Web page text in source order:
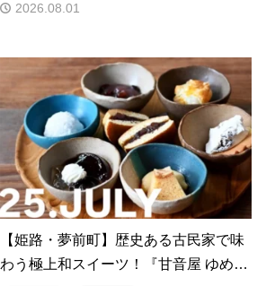
2026.08.01
【姫路・夢前町】歴史ある古民家で味
わう極上和スイーツ！『甘音屋 ゆめ…